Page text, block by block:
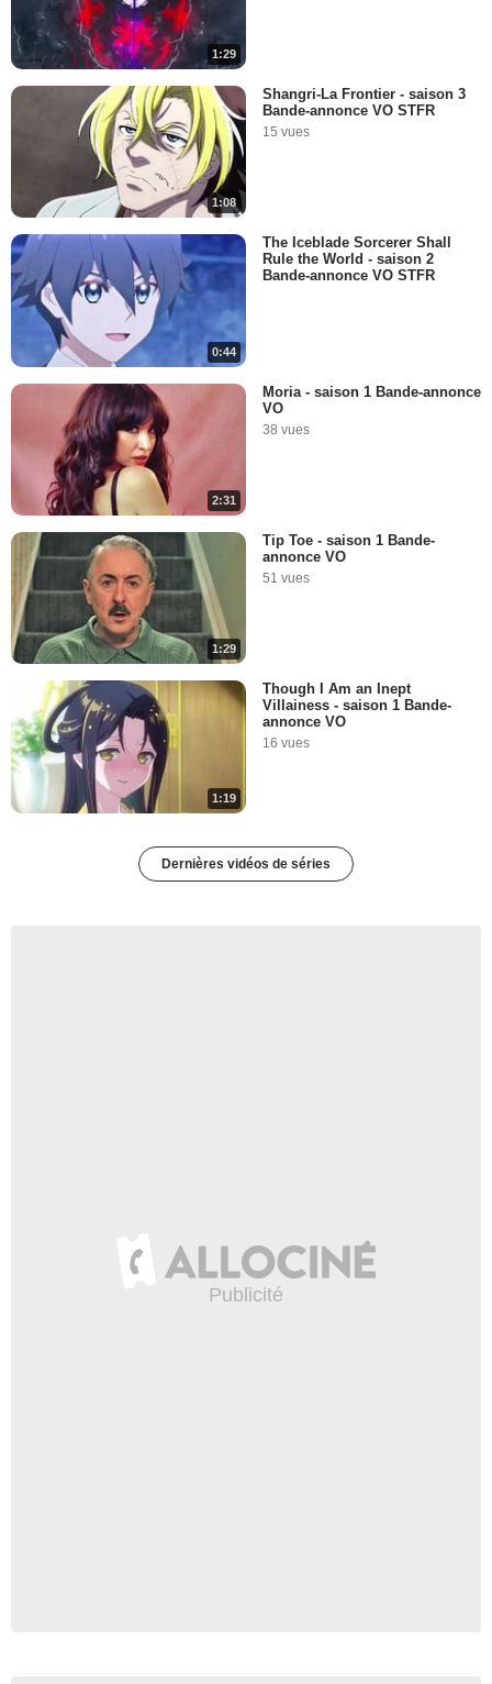
1:29
1:08
Shangri-La Frontier - saison 3
Bande-annonce VO STFR
15 vues
0:44
The Iceblade Sorcerer Shall
Rule the World - saison 2
Bande-annonce VO STFR
2:31
Moria - saison 1 Bande-annonce
VO
38 vues
1:29
Tip Toe - saison 1 Bande-
annonce VO
51 vues
1:19
Though I Am an Inept
Villainess - saison 1 Bande-
annonce VO
16 vues
Dernières vidéos de séries